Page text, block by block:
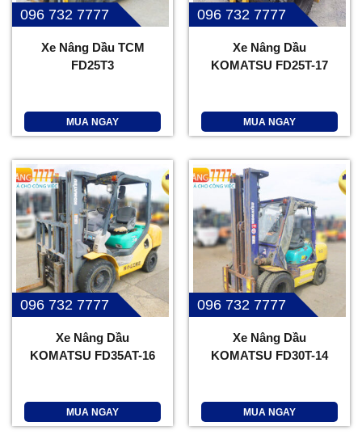
096 732 7777
Xe Nâng Dầu TCM
FD25T3
MUA NGAY
096 732 7777
Xe Nâng Dầu
KOMATSU FD25T-17
MUA NGAY
096 732 7777
Xe Nâng Dầu
KOMATSU FD35AT-16
MUA NGAY
096 732 7777
Xe Nâng Dầu
KOMATSU FD30T-14
MUA NGAY